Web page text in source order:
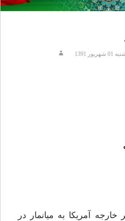
خارجه آمریکا به میانمار در